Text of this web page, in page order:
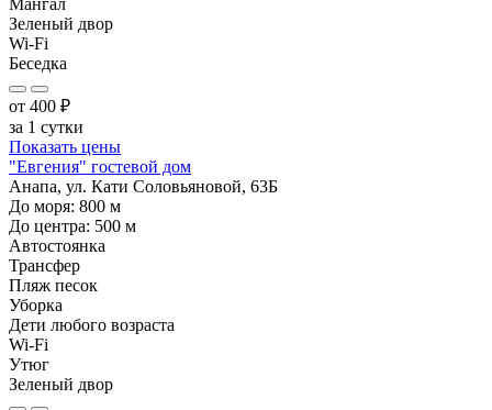
Зеленый двор
Wi-Fi
Беседка
от 400 ₽
за 1 сутки
Показать цены
"Евгения" гостевой дом
Анапа, ул. Кати Соловьяновой, 63Б
До моря: 800 м
До центра: 500 м
Автостоянка
Трансфер
Пляж песок
Уборка
Дети любого возраста
Wi-Fi
Утюг
Зеленый двор